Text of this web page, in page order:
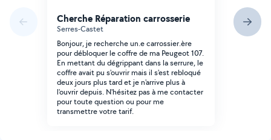
Cherche Réparation carrosserie
Serres-Castet
Bonjour, je recherche un.e carrossier.ère
pour débloquer le coffre de ma Peugeot 107.
En mettant du dégrippant dans la serrure, le
coffre avait pu s'ouvrir mais il s'est rebloqué
deux jours plus tard et je n'arrive plus à
l'ouvrir depuis. N'hésitez pas à me contacter
pour toute question ou pour me
transmettre votre tarif.